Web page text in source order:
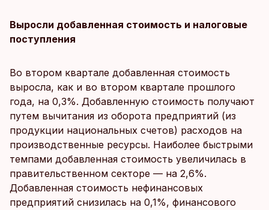
Выросли добавленная стоимость и налоговые
поступления
Во втором квартале добавленная стоимость
выросла, как и во втором квартале прошлого
года, на 0,3%. Добавленную стоимость получают
путем вычитания из оборота предприятий (из
продукции национальных счетов) расходов на
производственные ресурсы. Наиболее быстрыми
темпами добавленная стоимость увеличилась в
правительственном секторе — на 2,6%.
Добавленная стоимость нефинансовых
предприятий снизилась на 0,1%, финансового